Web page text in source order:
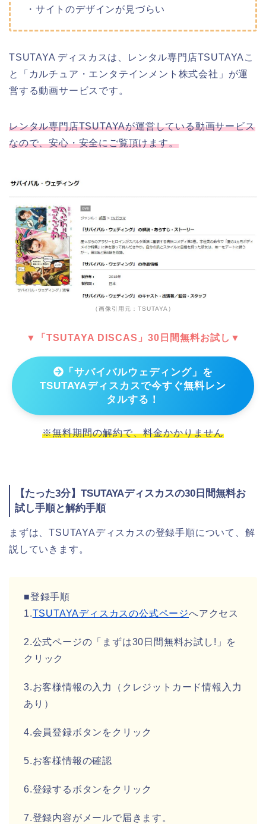
・サイトのデザインが見づらい
TSUTAYA ディスカスは、レンタル専門店TSUTAYAこ
と「カルチュア・エンタテインメント株式会社」が運
営する動画サービスです。
レンタル専門店TSUTAYAが運営している動画サービス
なので、安心・安全にご覧頂けます。
（画像引用元：TSUTAYA）
▼「TSUTAYA DISCAS」30日間無料お試し▼
「サバイバルウェディング」を
TSUTAYAディスカスで今すぐ無料レン
タルする！
※無料期間の解約で、料金かかりません
【たった3分】TSUTAYAディスカスの30日間無料お
試し手順と解約手順
まずは、TSUTAYAディスカスの登録手順について、解
説していきます。
■登録手順
1.TSUTAYAディスカスの公式ページへアクセス
2.公式ページの「まずは30日間無料お試し!」を
クリック
3.お客様情報の入力（クレジットカード情報入力
あり）
4.会員登録ボタンをクリック
5.お客様情報の確認
6.登録するボタンをクリック
7.登録内容がメールで届きます。